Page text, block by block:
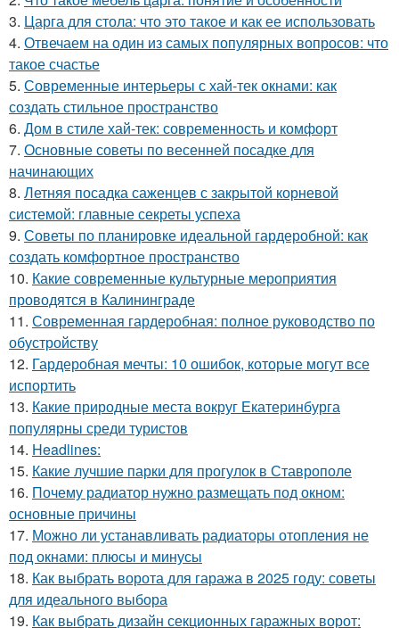
3. Царга для стола: что это такое и как ее использовать
4. Отвечаем на один из самых популярных вопросов: что
такое счастье
5. Современные интерьеры с хай-тек окнами: как
создать стильное пространство
6. Дом в стиле хай-тек: современность и комфорт
7. Основные советы по весенней посадке для
начинающих
8. Летняя посадка саженцев с закрытой корневой
системой: главные секреты успеха
9. Советы по планировке идеальной гардеробной: как
создать комфортное пространство
10. Какие современные культурные мероприятия
проводятся в Калининграде
11. Современная гардеробная: полное руководство по
обустройству
12. Гардеробная мечты: 10 ошибок, которые могут все
испортить
13. Какие природные места вокруг Екатеринбурга
популярны среди туристов
14. Headlines:
15. Какие лучшие парки для прогулок в Ставрополе
16. Почему радиатор нужно размещать под окном:
основные причины
17. Можно ли устанавливать радиаторы отопления не
под окнами: плюсы и минусы
18. Как выбрать ворота для гаража в 2025 году: советы
для идеального выбора
19. Как выбрать дизайн секционных гаражных ворот: